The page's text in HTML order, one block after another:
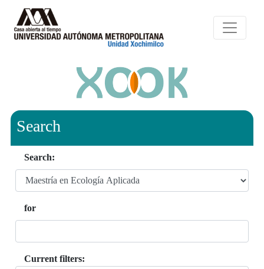
Search
Search:
for
Current filters: